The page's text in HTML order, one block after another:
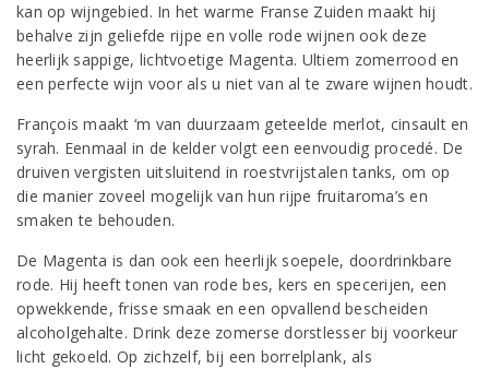
kan op wijngebied. In het warme Franse Zuiden maakt hij
behalve zijn geliefde rijpe en volle rode wijnen ook deze
heerlijk sappige, lichtvoetige Magenta. Ultiem zomerrood en
een perfecte wijn voor als u niet van al te zware wijnen houdt.
François maakt ‘m van duurzaam geteelde merlot, cinsault en
syrah. Eenmaal in de kelder volgt een eenvoudig procedé. De
druiven vergisten uitsluitend in roestvrijstalen tanks, om op
die manier zoveel mogelijk van hun rijpe fruitaroma’s en
smaken te behouden.
De Magenta is dan ook een heerlijk soepele, doordrinkbare
rode. Hij heeft tonen van rode bes, kers en specerijen, een
opwekkende, frisse smaak en een opvallend bescheiden
alcoholgehalte. Drink deze zomerse dorstlesser bij voorkeur
licht gekoeld. Op zichzelf, bij een borrelplank, als